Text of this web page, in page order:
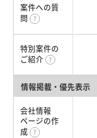
案件への質
問
特別案件の
ご紹介
情報掲載・優先表示
会社情報
ページの作
成